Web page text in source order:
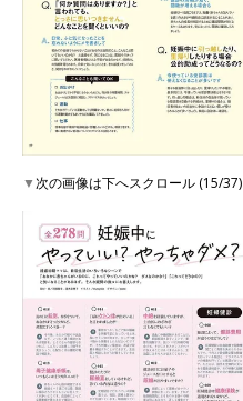
▼次の画像は下へスクロール (15/37)